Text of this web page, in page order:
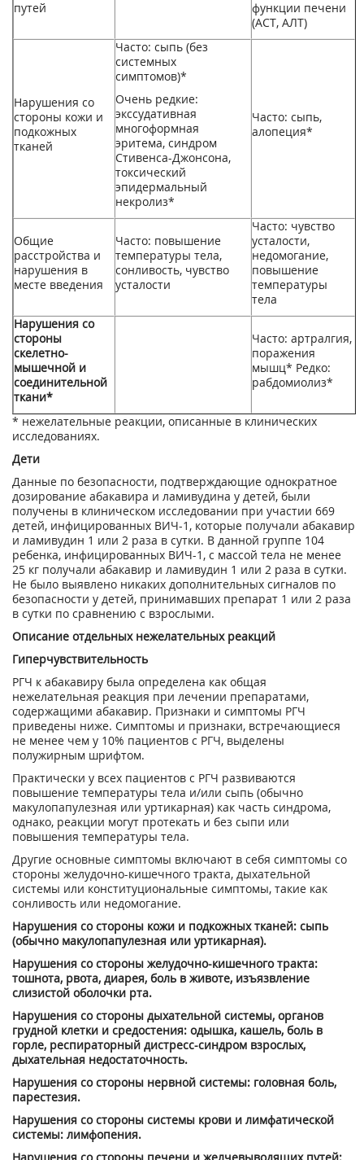
путей
функции печени
(ACT, АЛТ)
Нарушения со
стороны кожи и
подкожных
тканей
Часто: сыпь (без
системных
симптомов)*
Очень редкие:
экссудативная
многоформная
эритема, синдром
Стивенса-Джонсона,
токсический
эпидермальный
некролиз*
Часто: сыпь,
алопеция*
Общие
расстройства и
нарушения в
месте введения
Часто: повышение
температуры тела,
сонливость, чувство
усталости
Часто: чувство
усталости,
недомогание,
повышение
температуры
тела
Нарушения со
стороны
скелетно-
мышечной и
соединительной
ткани*
Часто: артралгия,
поражения
мышц* Редко:
рабдомиолиз*
* нежелательные реакции, описанные в клинических
исследованиях.
Дети
Данные по безопасности, подтверждающие однократное
дозирование абакавира и ламивудина у детей, были
получены в клиническом исследовании при участии 669
детей, инфицированных ВИЧ-1, которые получали абакавир
и ламивудин 1 или 2 раза в сутки. В данной группе 104
ребенка, инфицированных ВИЧ-1, с массой тела не менее
25 кг получали абакавир и ламивудин 1 или 2 раза в сутки.
Не было выявлено никаких дополнительных сигналов по
безопасности у детей, принимавших препарат 1 или 2 раза
в сутки по сравнению с взрослыми.
Описание отдельных нежелательных реакций
Гиперчувствительность
РГЧ к абакавиру была определена как общая
нежелательная реакция при лечении препаратами,
содержащими абакавир. Признаки и симптомы РГЧ
приведены ниже. Симптомы и признаки, встречающиеся
не менее чем у 10% пациентов с РГЧ, выделены
полужирным шрифтом.
Практически у всех пациентов с РГЧ развиваются
повышение температуры тела и/или сыпь (обычно
макулопапулезная или уртикарная) как часть синдрома,
однако, реакции могут протекать и без сыпи или
повышения температуры тела.
Другие основные симптомы включают в себя симптомы со
стороны желудочно-кишечного тракта, дыхательной
системы или конституциональные симптомы, такие как
сонливость или недомогание.
Нарушения со стороны кожи и подкожных тканей: сыпь
(обычно макулопапулезная или уртикарная).
Нарушения со стороны желудочно-кишечного тракта:
тошнота, рвота, диарея, боль в животе, изъязвление
слизистой оболочки рта.
Нарушения со стороны дыхательной системы, органов
грудной клетки и средостения: одышка, кашель, боль в
горле, респираторный дистресс-синдром взрослых,
дыхательная недостаточность.
Нарушения со стороны нервной системы: головная боль,
парестезия.
Нарушения со стороны системы крови и лимфатической
системы: лимфопения.